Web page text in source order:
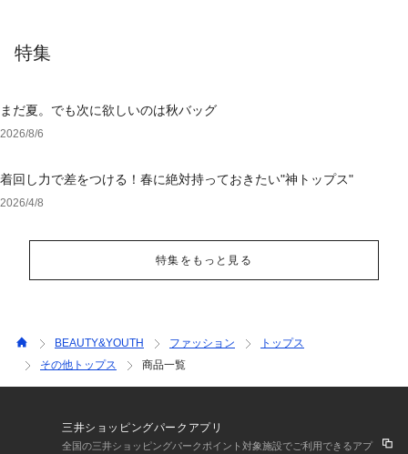
特集
まだ夏。でも次に欲しいのは秋バッグ
2026/8/6
着回し力で差をつける！春に絶対持っておきたい"神トップス"
2026/4/8
特集をもっと見る
BEAUTY&YOUTH ファッション
トップス
その他トップス
商品一覧
三井ショッピングパークアプリ
全国の三井ショッピングパークポイント対象施設でご利用できるアプ